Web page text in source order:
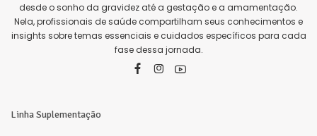
desde o sonho da gravidez até a gestação e a amamentação.
Nela, profissionais de saúde compartilham seus conhecimentos e
insights sobre temas essenciais e cuidados específicos para cada
fase dessa jornada.
Linha Suplementação